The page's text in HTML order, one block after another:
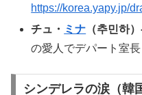
https://korea.yapy.jp/
チュ・ ミナ （추민하
の愛人でデパート室長
シンデレラの涙（韓